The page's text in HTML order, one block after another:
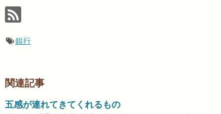
銀行
関連記事
五感が連れてきてくれるもの